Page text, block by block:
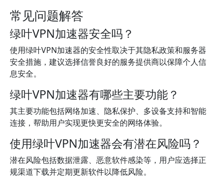
常见问题解答
绿叶VPN加速器安全吗？
使用绿叶VPN加速器的安全性取决于其隐私政策和服务器
安全措施，建议选择信誉良好的服务提供商以保障个人信
息安全。
绿叶VPN加速器有哪些主要功能？
其主要功能包括网络加速、隐私保护、多设备支持和智能
连接，帮助用户实现更快更安全的网络体验。
使用绿叶VPN加速器会有潜在风险吗？
潜在风险包括数据泄露、恶意软件感染等，用户应选择正
规渠道下载并定期更新软件以降低风险。